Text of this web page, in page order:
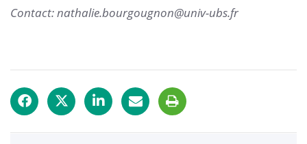
Contact: nathalie.bourgougnon@univ-ubs.fr